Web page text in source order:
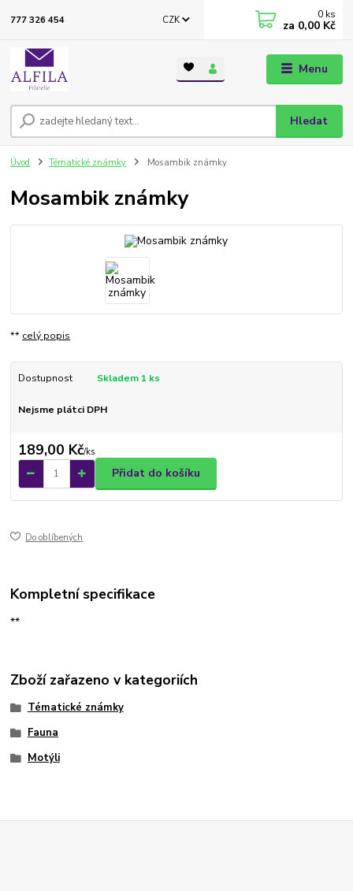
Menu
CZK
Hledat
777 326 454 0 ks
za 0,00 Kč
Úvod Tématické známky Mosambik známky
Mosambik známky
** celý popis
Dostupnost Skladem 1 ks
Nejsme plátci DPH
189,00 Kč/ks
Přidat do košíku
Do oblíbených
Kompletní specifikace
**
Zboží zařazeno v kategoriích
Tématické známky
Fauna
Motýli